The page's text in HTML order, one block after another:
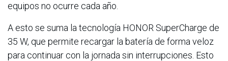
equipos no ocurre cada año.
A esto se suma la tecnología HONOR SuperCharge de
35 W, que permite recargar la batería de forma veloz
para continuar con la jornada sin interrupciones. Esto